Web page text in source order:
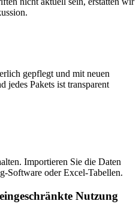
gepflegt und mit neuen
jedes Pakets ist transparent
Importieren Sie die Daten
Software oder Excel-Tabellen.
Nutzung